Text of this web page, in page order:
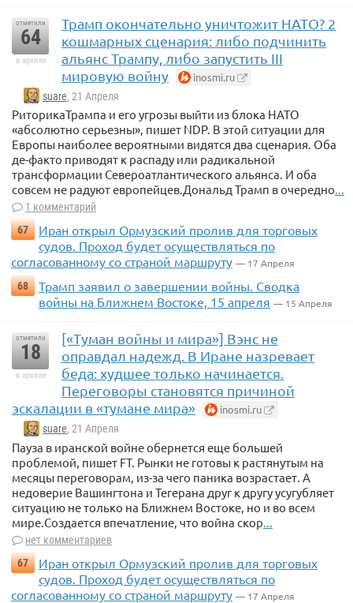
отметили
64
в архиве
Трамп окончательно уничтожит НАТО? 2
кошмарных сценария: либо подчинить
альянс Трампу, либо запустить III
мировую войну
inosmi.ru
suare, 21 Апреля
РиторикаТрампа и его угрозы выйти из блока НАТО
«абсолютно серьезны», пишет NDP. В этой ситуации для
Европы наиболее вероятными видятся два сценария. Оба
де-факто приводят к распаду или радикальной
трансформации Североатлантического альянса. И оба
совсем не радуют европейцев.Дональд Трамп в очередно...
1 комментарий
67
Иран открыл Ормузский пролив для торговых
судов. Проход будет осуществляться по
согласованному со страной маршруту — 17 Апреля
68
Трамп заявил о завершении войны. Сводка
войны на Ближнем Востоке, 15 апреля — 15 Апреля
отметили
18
в архиве
[«Туман войны и мира»] Вэнс не
оправдал надежд. В Иране назревает
беда: худшее только начинается.
Переговоры становятся причиной
эскалации в «тумане мира»
inosmi.ru
suare, 21 Апреля
Пауза в иранской войне обернется еще большей
проблемой, пишет FT. Рынки не готовы к растянутым на
месяцы переговорам, из-за чего паника возрастает. А
недоверие Вашингтона и Тегерана друг к другу усугубляет
ситуацию не только на Ближнем Востоке, но и во всем
мире.Создается впечатление, что война скор
нет комментариев
67
Иран открыл Ормузский пролив для торговых
судов. Проход будет осуществляться по
согласованному со страной маршруту — 17 Апреля